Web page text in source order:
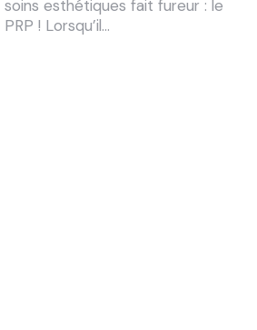
soins esthétiques fait fureur : le
PRP ! Lorsqu’il…